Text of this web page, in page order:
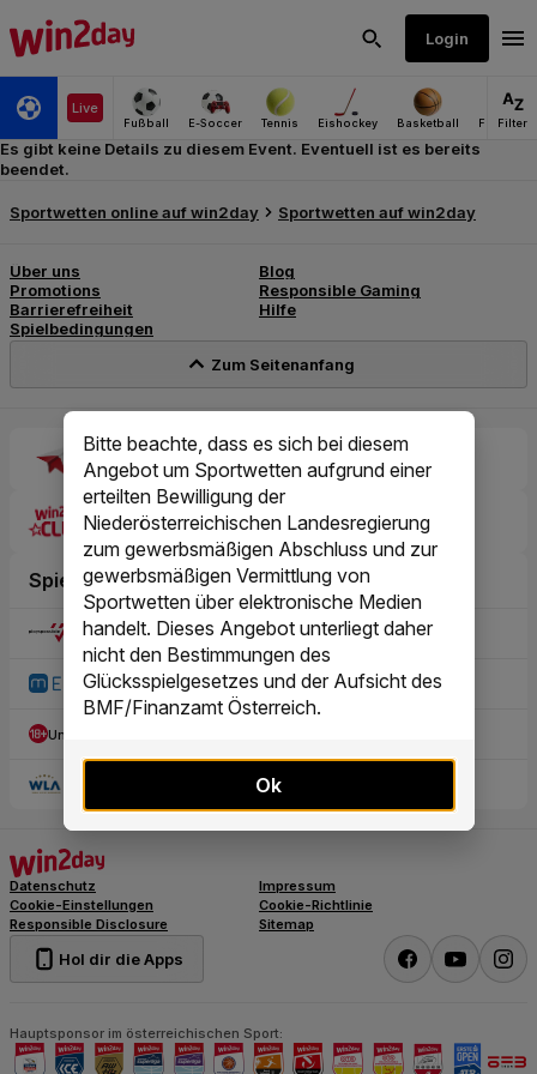
Bitte beachte, dass es sich bei diesem
Angebot um Sportwetten aufgrund einer
erteilten Bewilligung der
Niederösterreichischen Landesregierung
zum gewerbsmäßigen Abschluss und zur
gewerbsmäßigen Vermittlung von
Sportwetten über elektronische Medien
handelt. Dieses Angebot unterliegt daher
nicht den Bestimmungen des
Glücksspielgesetzes und der Aufsicht des
BMF/Finanzamt Österreich.
Ok
Es gibt keine Details zu diesem Event. Eventuell ist es bereits
beendet.